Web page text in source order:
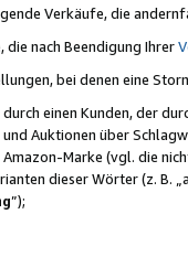
Verkäufe, die
die nach Beendigung Ihrer
bei denen eine
einen Kunden, der
und Auktionen über
Marke (vgl. die
dieser Wörter (z. B.
”);